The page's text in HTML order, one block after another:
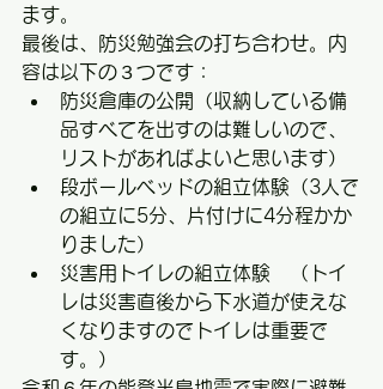
ます。
最後は、防災勉強会の打ち合わせ。内
容は以下の３つです：
防災倉庫の公開（収納している備
品すべてを出すのは難しいので、
リストがあればよいと思います）
段ボールベッドの組立体験（3人で
の組立に5分、片付けに4分程かか
りました）
災害用トイレの組立体験　（トイ
レは災害直後から下水道が使えな
くなりますのでトイレは重要で
す。）